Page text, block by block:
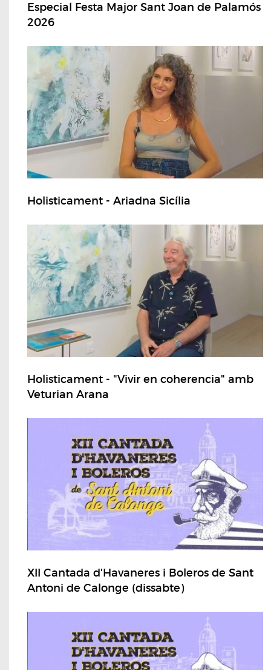
Especial Festa Major Sant Joan de Palamós
2026
Holisticament - Ariadna Sicília
Holisticament - "Vivir en coherencia" amb
Veturian Arana
XII Cantada d'Havaneres i Boleros de Sant
Antoni de Calonge (dissabte)